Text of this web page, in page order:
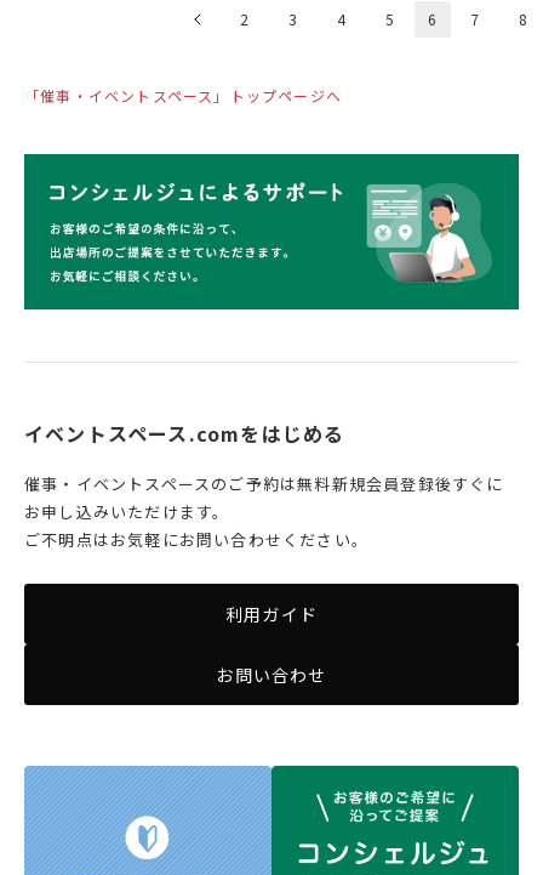
2 3 4 5 6 7 8
「催事・イベントスペース」トップページへ
イベントスペース.comをはじめる
催事・イベントスペースのご予約は無料新規会員登録後すぐに
お申し込みいただけます。
ご不明点はお気軽にお問い合わせください。
利用ガイド
お問い合わせ